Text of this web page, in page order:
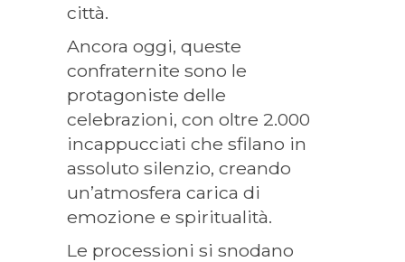
città.
Ancora oggi, queste
confraternite sono le
protagoniste delle
celebrazioni, con oltre 2.000
incappucciati che sfilano in
assoluto silenzio, creando
un’atmosfera carica di
emozione e spiritualità.
Le processioni si snodano